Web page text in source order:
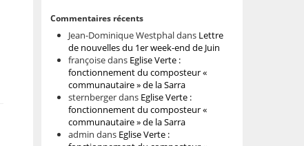
Commentaires récents
Jean-Dominique Westphaldans Lettre
de nouvelles du 1er week-end de Juin
françoisedans Eglise Verte :
fonctionnement du composteur «
communautaire » de la Sarra
sternbergerdans Eglise Verte :
fonctionnement du composteur «
communautaire » de la Sarra
admin dans Eglise Verte :